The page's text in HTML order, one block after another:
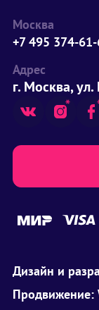
Москва
+7 495 374-
Адрес
г. Москва,
Дизайн и
Продвижение: